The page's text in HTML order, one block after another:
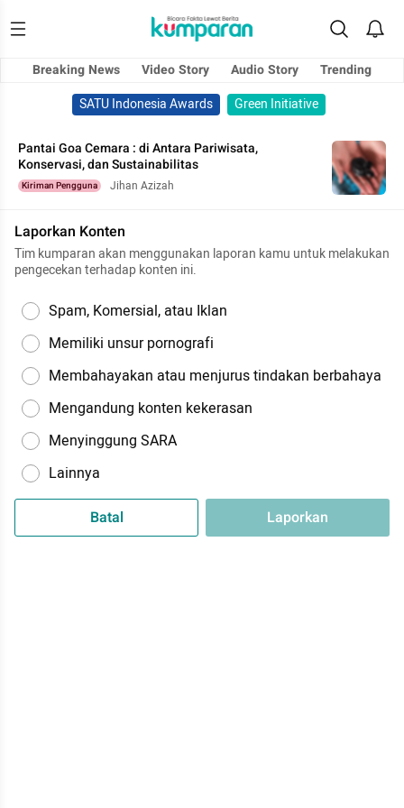
Breaking News Video Story Audio Story
Trending
SATU Indonesia Awards
Green Initiative
Pantai Goa Cemara : di Antara Pariwisata,
Konservasi, dan Sustainabilitas
Kiriman Pengguna Jihan Azizah
Laporkan Konten
Tim kumparan akan menggunakan laporan kamu untuk melakukan
pengecekan terhadap konten ini.
Spam, Komersial, atau Iklan
Memiliki unsur pornografi
Membahayakan atau menjurus tindakan berbahaya
Mengandung konten kekerasan
Menyinggung SARA
Lainnya
Batal Laporkan